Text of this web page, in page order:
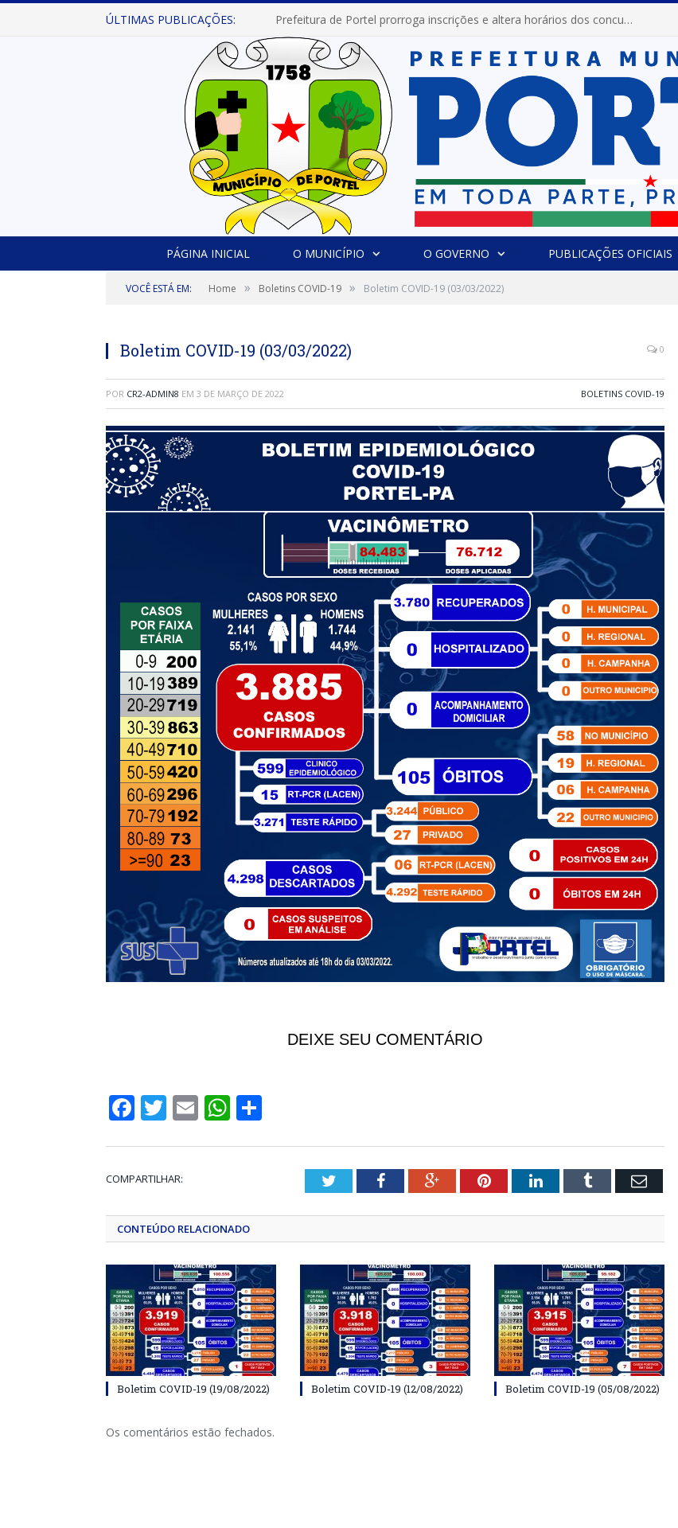
ÚLTIMAS PUBLICAÇÕES: Prefeitura de Portel prorroga inscrições e altera horários dos concursos “Musa” e “Miss Mix Verão 2026”
PÁGINA INICIAL O MUNICÍPIO O GOVERNO PUBLICAÇÕES OFICIAIS
VOCÊ ESTÁ EM: Home » Boletins COVID-19 » Boletim COVID-19 (03/03/2022)
Boletim COVID-19 (03/03/2022) 0
POR CR2-ADMIN8 EM 3 DE MARÇO DE 2022 BOLETINS COVID-19
DEIXE SEU COMENTÁRIO
Facebook
Twitter
EmailWhatsApp
COMPARTILHAR: TwitterFacebookGoogle+PinterestLinkedInTumblr Email
CONTEÚDO RELACIONADO
Boletim COVID-19 (19/08/2022) Boletim COVID-19 (12/08/2022) Boletim COVID-19 (05/08/2022)
Os comentários estão fechados.